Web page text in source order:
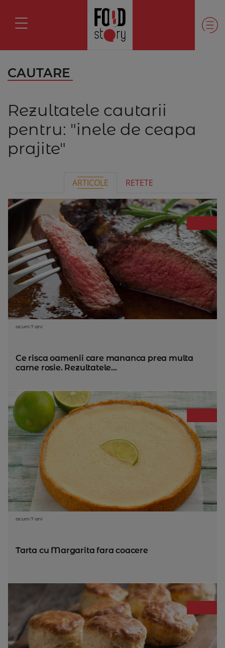
CAUTARE
Rezultatele cautarii
pentru: "inele de ceapa
prajite"
ARTICOLE RETETE
acum 7 ani
Ce risca oamenii care mananca prea multa
carne rosie. Rezultatele...
acum 7 ani
Tarta cu Margarita fara coacere